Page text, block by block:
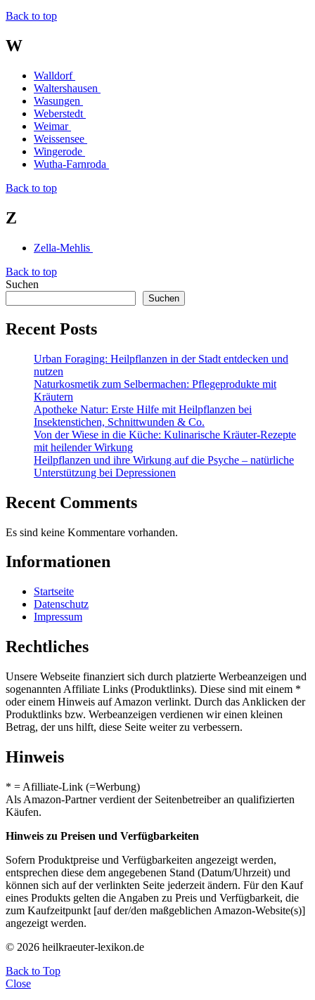
Back to top
W
Walldorf
Waltershausen
Wasungen
Weberstedt
Weimar
Weissensee
Wingerode
Wutha-Farnroda
Back to top
Z
Zella-Mehlis
Back to top
Suchen
Suchen
Recent Posts
Urban Foraging: Heilpflanzen in der Stadt entdecken und
nutzen
Naturkosmetik zum Selbermachen: Pflegeprodukte mit
Kräutern
Apotheke Natur: Erste Hilfe mit Heilpflanzen bei
Insektenstichen, Schnittwunden & Co.
Von der Wiese in die Küche: Kulinarische Kräuter-Rezepte
mit heilender Wirkung
Heilpflanzen und ihre Wirkung auf die Psyche – natürliche
Unterstützung bei Depressionen
Recent Comments
Es sind keine Kommentare vorhanden.
Informationen
Startseite
Datenschutz
Impressum
Rechtliches
Unsere Webseite finanziert sich durch platzierte Werbeanzeigen und
sogenannten Affiliate Links (Produktlinks). Diese sind mit einem *
oder einem Hinweis auf Amazon verlinkt. Durch das Anklicken der
Produktlinks bzw. Werbeanzeigen verdienen wir einen kleinen
Betrag, der uns hilft, diese Seite weiter zu verbessern.
Hinweis
* = Afilliate-Link (=Werbung)
Als Amazon-Partner verdient der Seitenbetreiber an qualifizierten
Käufen.
Hinweis zu Preisen und Verfügbarkeiten
Sofern Produktpreise und Verfügbarkeiten angezeigt werden,
entsprechen diese dem angegebenen Stand (Datum/Uhrzeit) und
können sich auf der verlinkten Seite jederzeit ändern. Für den Kauf
eines Produkts gelten die Angaben zu Preis und Verfügbarkeit, die
zum Kaufzeitpunkt [auf der/den maßgeblichen Amazon-Website(s)]
angezeigt werden.
© 2026 heilkraeuter-lexikon.de
Back to Top
Close